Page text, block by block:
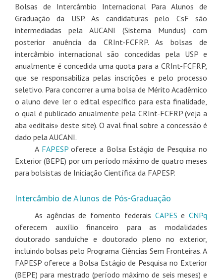
Bolsas de Intercâmbio Internacional Para Alunos de
Graduação da USP. As candidaturas pelo CsF são
intermediadas pela AUCANI (Sistema Mundus) com
posterior anuência da CRInt-FCFRP. As bolsas de
intercâmbio internacional são concedidas pela USP e
anualmente é concedida uma quota para a CRInt-FCFRP,
que se responsabiliza pelas inscrições e pelo processo
seletivo. Para concorrer a uma bolsa de Mérito Acadêmico
o aluno deve ler o edital específico para esta finalidade,
o qual é publicado anualmente pela CRInt-FCFRP (veja a
aba «editais» deste site). O aval final sobre a concessão é
dado pela AUCANI.
A FAPESPoferece a Bolsa Estágio de Pesquisa no
Exterior (BEPE) por um período máximo de quatro meses
para bolsistas de Iniciação Científica da FAPESP.
Intercâmbio de Alunos de Pós-Graduação
As agências de fomento federais CAPES eCNPq
oferecem auxílio financeiro para as modalidades
doutorado sanduíche e doutorado pleno no exterior,
incluindo bolsas pelo Programa Ciências Sem Fronteiras. A
FAPESP oferece a Bolsa Estágio de Pesquisa no Exterior
(BEPE) para mestrado (período máximo de seis meses) e